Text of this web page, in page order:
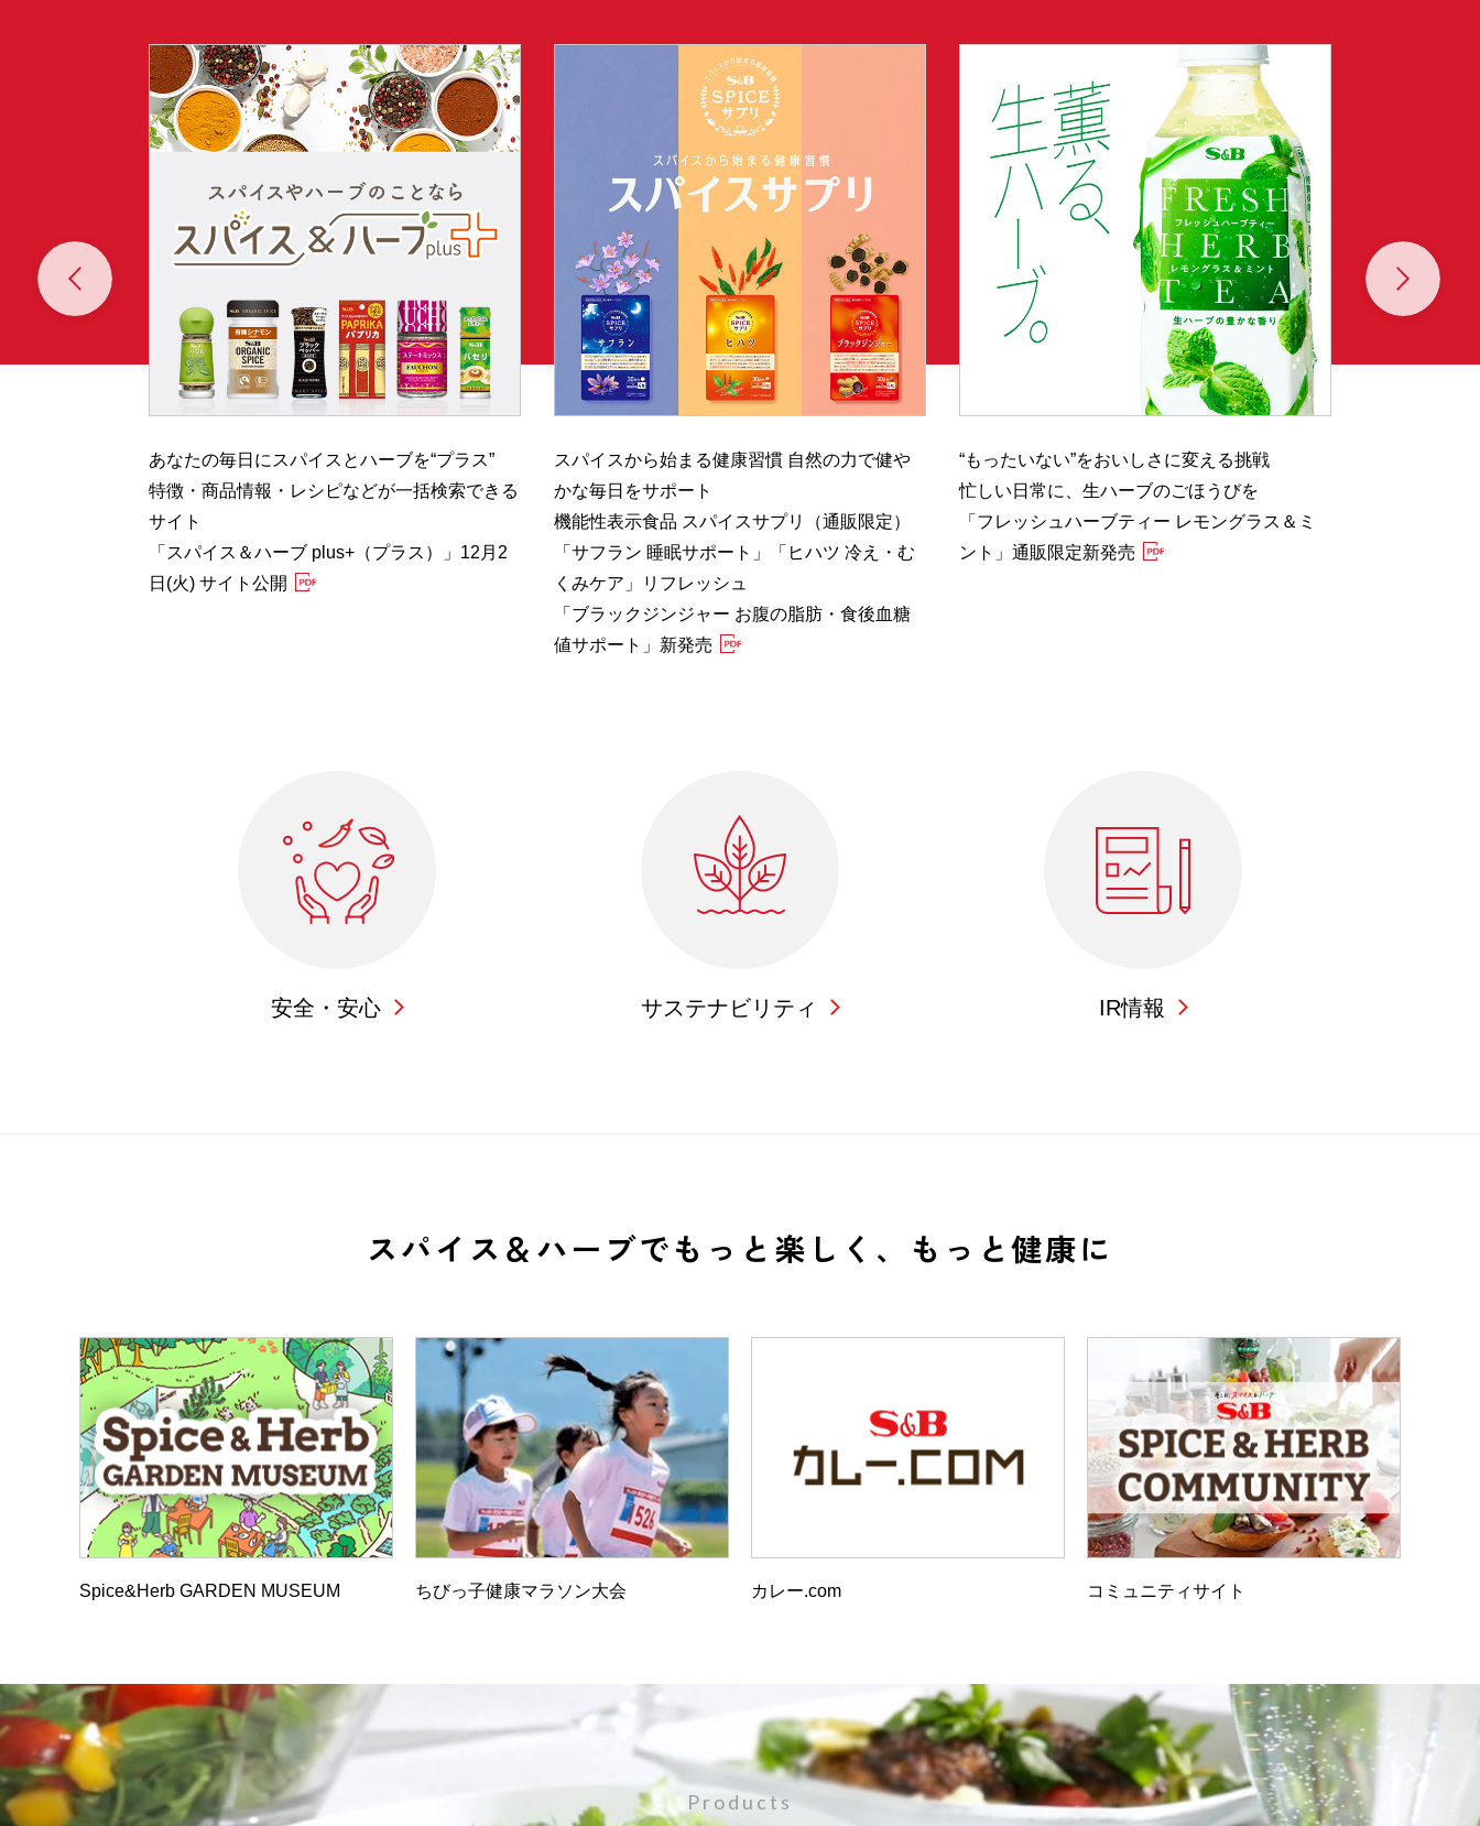
あなたの毎日にスパイスとハーブを“プラス”
特徴・商品情報・レシピなどが一括検索できる
サイト
「スパイス＆ハーブ plus+（プラス）」12月2
日(火) サイト公開
スパイスから始まる健康習慣 自然の力で健や
かな毎日をサポート
機能性表示食品 スパイスサプリ（通販限定）
「サフラン 睡眠サポート」「ヒハツ 冷え・む
くみケア」リフレッシュ
「ブラックジンジャー お腹の脂肪・食後血糖
値サポート」新発売
“もったいない”をおいしさに変える挑戦
忙しい日常に、生ハーブのごほうびを
「フレッシュハーブティー レモングラス＆ミ
ント」通販限定新発売
安全・安心 サステナビリティ IR情報
スパイス＆ハーブでもっと 楽しく、もっと健康に
Spice&Herb GARDEN MUSEUM ちびっ子健康マラソン大会 カレー.com コミュニティサイト
Products